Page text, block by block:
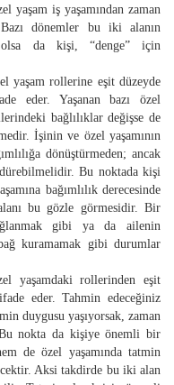
yaşam iş yaşamından zaman
dönemler bu iki alanın
olsa da kişi, “denge” için
yaşam rollerine eşit düzeyde
eder. Yaşanan bazı özel
bağlılıklar değişse de
İşinin ve özel yaşamının
dönüştürmeden; ancak
Bu noktada kişi
bağımlılık derecesinde
bu gözle görmesidir. Bir
gibi ya da ailenin
kuramamak gibi durumlar
yaşamdaki rollerinden eşit
eder. Tahmin edeceğiniz
duygusu yaşıyorsak, zaman
nokta da kişiye önemli bir
de özel yaşamında tatmin
Aksi takdirde bu iki alan